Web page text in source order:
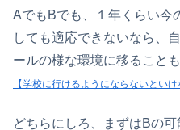
AでもBでも、１年くらい今
しても適応できないなら、
ールの様な環境に移ること
【学校に行けるようにならないといけ
どちらにしろ、まずはBの